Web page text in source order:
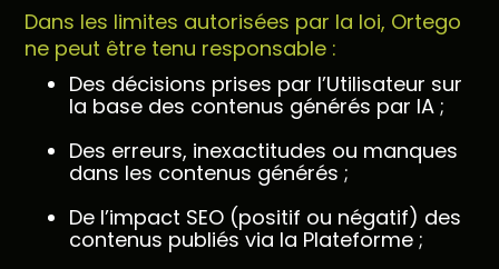
Dans les limites autorisées par la loi, Ortego
ne peut être tenu responsable :
Des décisions prises par l’Utilisateur sur
la base des contenus générés par IA ;
Des erreurs, inexactitudes ou manques
dans les contenus générés ;
De l’impact SEO (positif ou négatif) des
contenus publiés via la Plateforme ;